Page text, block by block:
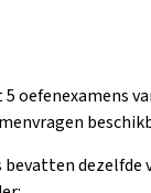
oefenexamens
bevatten dezelfde